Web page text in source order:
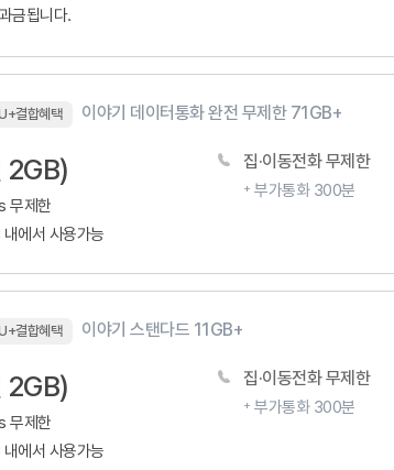
금됩니다.
결합혜택 이야기 데이터통화 완전 무제한 71GB+
2GB)
무제한
에서 사용가능
집·이동전화 무제한
부가통화 300분
결합혜택 이야기 스탠다드 11GB+
2GB)
무제한
에서 사용가능
집·이동전화 무제한
부가통화 300분